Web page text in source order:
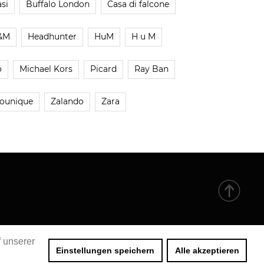
unserer
Einstellungen speichern Alle akzeptieren
Buffalo London Casa di falcone
Headhunter HuM H u M
Michael Kors Picard Ray Ban
Zalando Zara